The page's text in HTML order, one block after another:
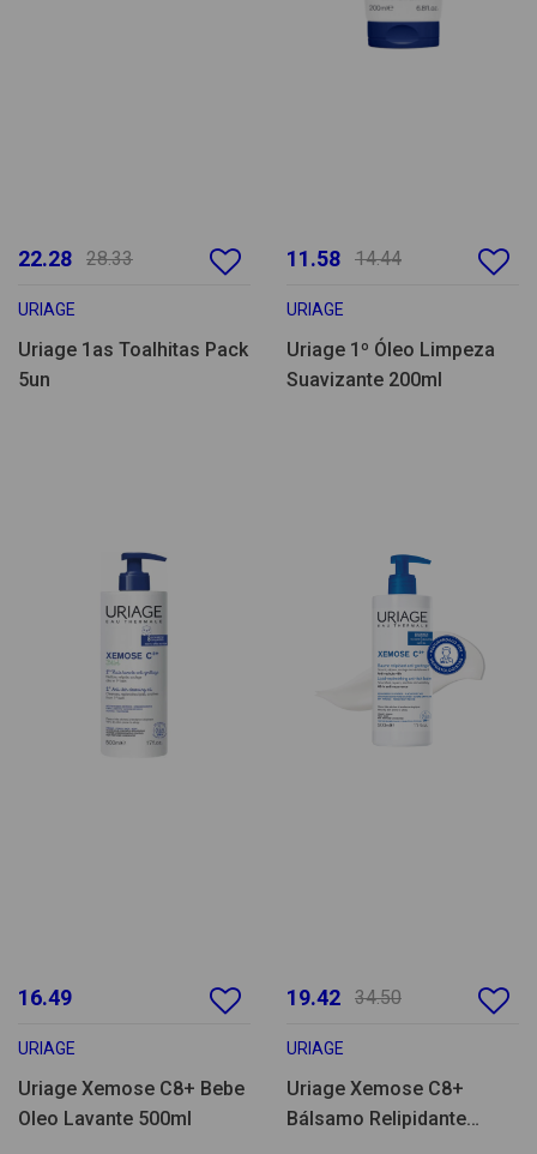
22.28 28.33
URIAGE
Uriage 1as Toalhitas Pack
5un
11.58 14.44
URIAGE
Uriage 1º Óleo Limpeza
Suavizante 200ml
16.49
URIAGE
Uriage Xemose C8+ Bebe
Oleo Lavante 500ml
19.42 34.50
URIAGE
Uriage Xemose C8+
Bálsamo Relipidante